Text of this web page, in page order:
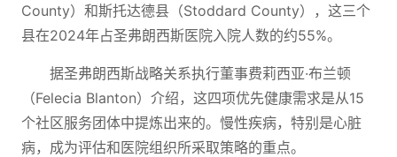
County）和斯托达德县（Stoddard County），这三个
县在2024年占圣弗朗西斯医院入院人数的约55%。
据圣弗朗西斯战略关系执行董事费莉西亚·布兰顿
（Felecia Blanton）介绍，这四项优先健康需求是从15
个社区服务团体中提炼出来的。慢性疾病，特别是心脏
病，成为评估和医院组织所采取策略的重点。